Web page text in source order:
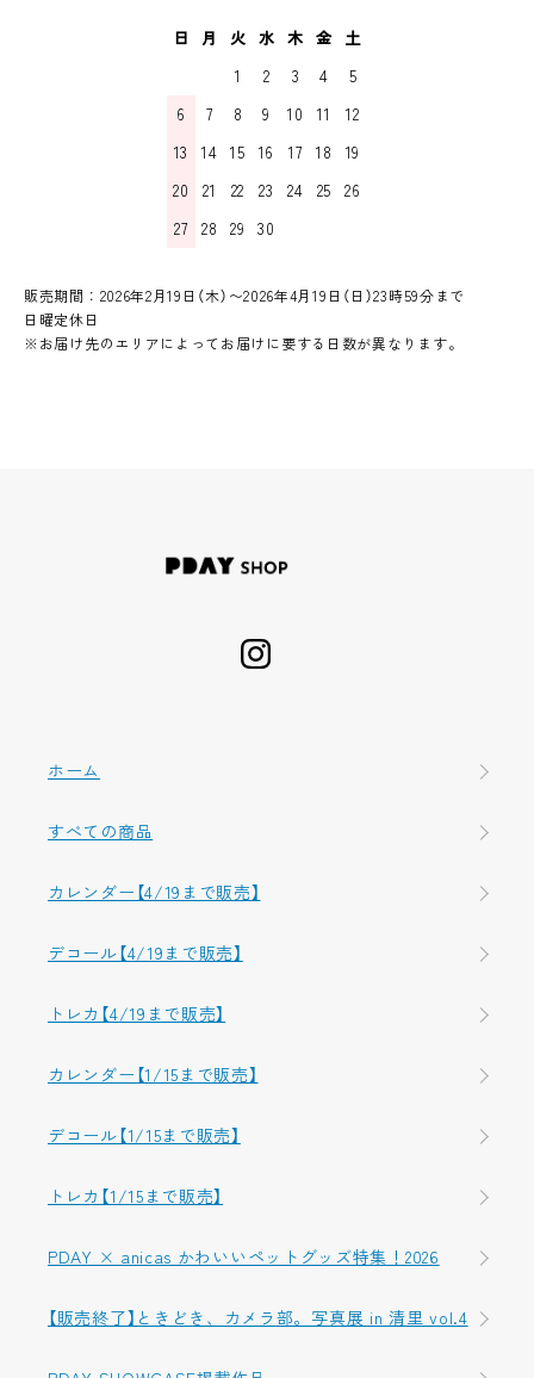
日 月 火 水 木 金 土
1
2 3 4
5
6
7 8 9 10 11
12
13
14 15 16 17 18
19
20
21 22 23 24 25
26
27
28 29 30
販売期間：2026年2月19日（木）〜2026年4月19日（日）23時59分まで
日曜定休日
※お届け先のエリアによってお届けに要する日数が異なります。
ホーム
すべての商品
カレンダー【4/19まで販売】
デコール【4/19まで販売】
トレカ【4/19まで販売】
カレンダー【1/15まで販売】
デコール【1/15まで販売】
トレカ【1/15まで販売】
PDAY × anicas かわいいペットグッズ特集！2026
【販売終了】ときどき、カメラ部。写真展 in 清里 vol.4